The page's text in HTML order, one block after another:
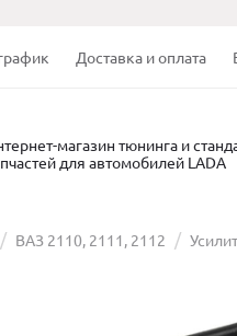
Доставка и оплата
магазин тюнинга и
для автомобилей LADA
ВАЗ 2110, 2111, 2112